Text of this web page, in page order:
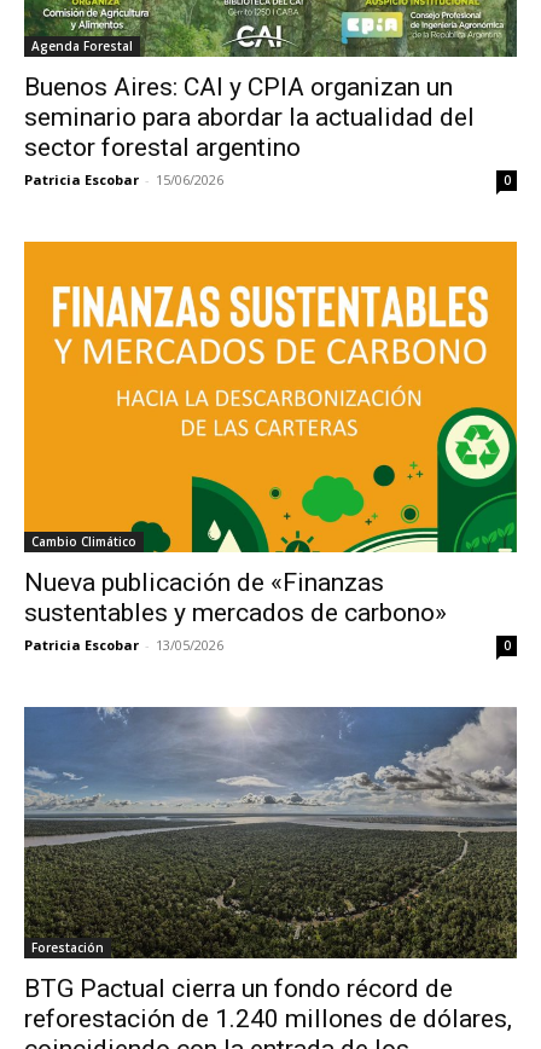
Agenda Forestal
Buenos Aires: CAI y CPIA organizan un
seminario para abordar la actualidad del
sector forestal argentino
Patricia Escobar - 15/06/2026 0
Cambio Climático
Nueva publicación de «Finanzas
sustentables y mercados de carbono»
Patricia Escobar - 13/05/2026 0
Forestación
BTG Pactual cierra un fondo récord de
reforestación de 1.240 millones de dólares,